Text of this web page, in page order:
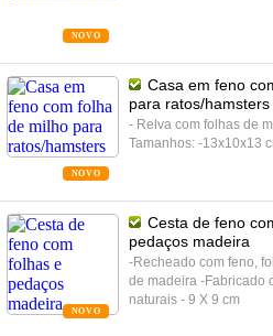
NOVO
NOVO
Casa em feno
para ratos/hamsters
- Relva com folhas de
Tamanhos: -13x10x13
NOVO
Cesta de feno
pedaços madeira
-Recheado com feno,
de madeira -Fabricado
naturais - 9 X 9 cm